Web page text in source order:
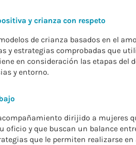
y crianza con respeto
de crianza basados en el
y estrategias comprobadas que
en consideración las etapas del
y entorno.
dirijido a mujeres
oficio y que buscan un balance
que le permiten realizarse